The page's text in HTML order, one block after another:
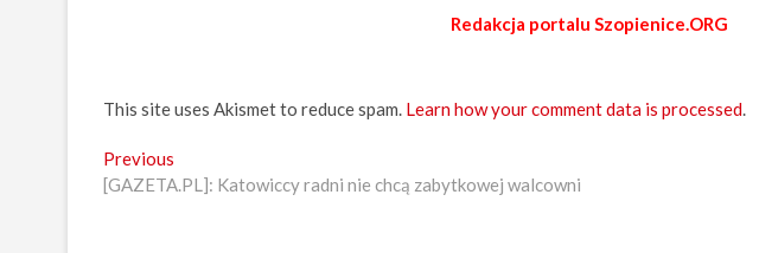
Redakcja portalu Szopienice.ORG
This site uses Akismet to reduce spam. Learn how your comment data is processed.
Z
o
Previous
r
[GAZETA.PL]: Katowiccy radni nie chcą zabytkowej walcowni